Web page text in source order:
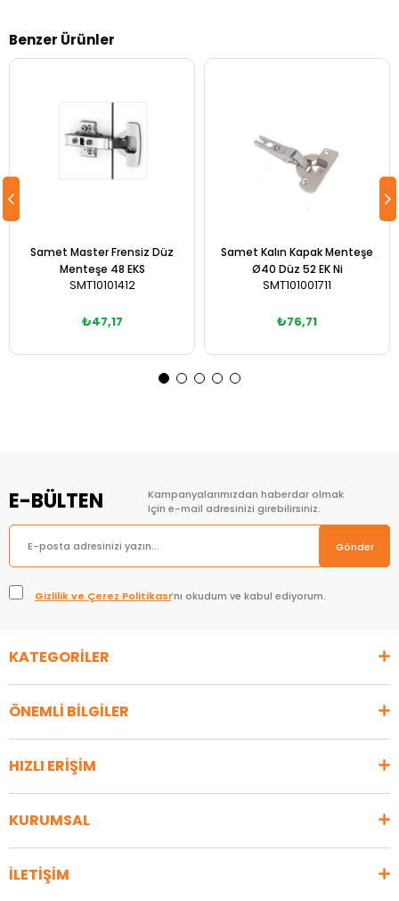
Benzer Ürünler
Samet Master Frensiz Düz
Menteşe 48 EKS
SMT10101412
₺47,17
Samet Kalın Kapak Menteşe
Ø40 Düz 52 EK Ni
SMT101001711
₺76,71
E-BÜLTEN
Kampanyalarımızdan haberdar olmak
için e-mail adresinizi girebilirsiniz.
Gönder
Gizlilik ve Çerez Politikası’nı okudum ve kabul ediyorum.
KATEGORİLER
ÖNEMLİ BİLGİLER
HIZLI ERİŞİM
KURUMSAL
İLETİŞİM